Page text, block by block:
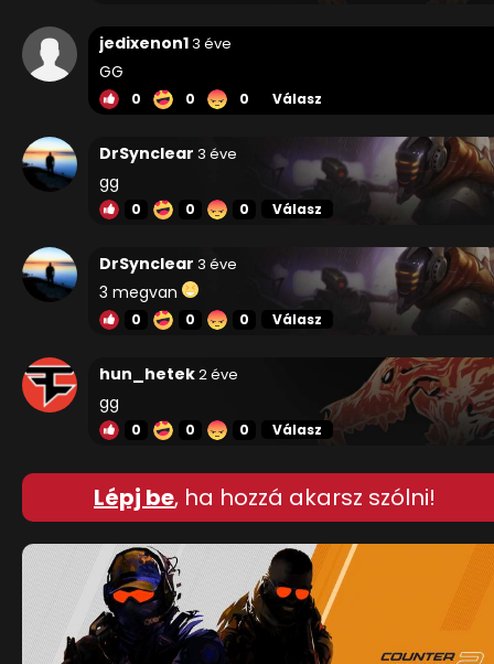
jedixenon13 éve
GG
0 0 0 Válasz
DrSynclear 3 éve
gg
0 0 0 Válasz
DrSynclear 3 éve
3 megvan
0 0 0 Válasz
hun_hetek2 éve
gg
0 0 0 Válasz
Lépj be, ha hozzá akarsz szólni!